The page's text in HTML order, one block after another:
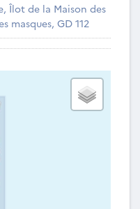
Îlot de la Maison des
masques, GD 112